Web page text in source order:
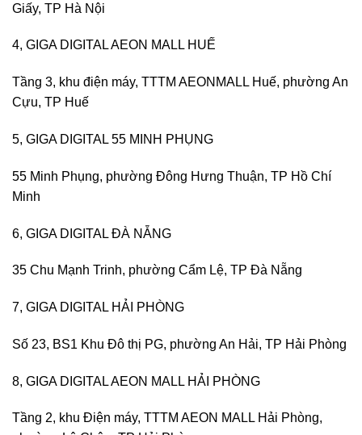
Giấy, TP Hà Nội
4, GIGA DIGITAL AEON MALL HUẾ
Tầng 3, khu điện máy, TTTM AEONMALL Huế, phường An
Cựu, TP Huế
5, GIGA DIGITAL 55 MINH PHỤNG
55 Minh Phụng, phường Đông Hưng Thuận, TP Hồ Chí
Minh
6, GIGA DIGITAL ĐÀ NẴNG
35 Chu Mạnh Trinh, phường Cẩm Lệ, TP Đà Nẵng
7, GIGA DIGITAL HẢI PHÒNG
Số 23, BS1 Khu Đô thị PG, phường An Hải, TP Hải Phòng
8, GIGA DIGITAL AEON MALL HẢI PHÒNG
Tầng 2, khu Điện máy, TTTM AEON MALL Hải Phòng,